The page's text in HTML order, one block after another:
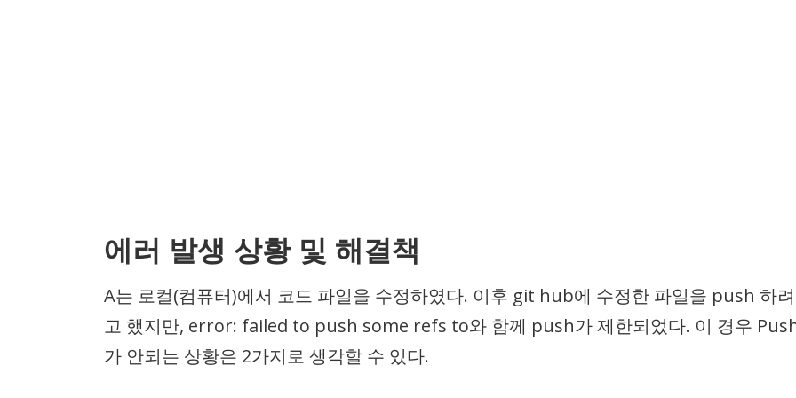
에러 발생 상황 및 해결책
A는 로컬(컴퓨터)에서 코드 파일을 수정하였다. 이후 git hub에 수정한 파일을 push 하려
고 했지만, error: failed to push some refs to와 함께 push가 제한되었다. 이 경우
가 안되는 상황은 2가지로 생각할 수 있다.